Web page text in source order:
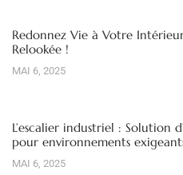
Redonnez Vie à Votre
Relookée !
MAI 6, 2025
L’escalier industriel : Solution
pour environnements
MAI 6, 2025